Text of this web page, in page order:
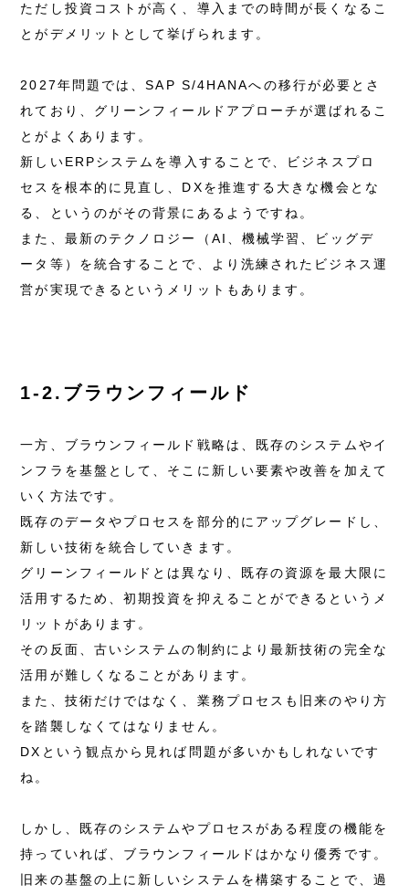
ただし投資コストが高く、導入までの時間が長くなるこ
とがデメリットとして挙げられます。
2027年問題では、SAP S/4HANAへの移行が必要とさ
れており、グリーンフィールドアプローチが選ばれるこ
とがよくあります。
新しいERPシステムを導入することで、ビジネスプロ
セスを根本的に見直し、DXを推進する大きな機会とな
る、というのがその背景にあるようですね。
また、最新のテクノロジー（AI、機械学習、ビッグデ
ータ等）を統合することで、より洗練されたビジネス運
営が実現できるというメリットもあります。
1-2.ブラウンフィールド
一方、ブラウンフィールド戦略は、既存のシステムやイ
ンフラを基盤として、そこに新しい要素や改善を加えて
いく方法です。
既存のデータやプロセスを部分的にアップグレードし、
新しい技術を統合していきます。
グリーンフィールドとは異なり、既存の資源を最大限に
活用するため、初期投資を抑えることができるというメ
リットがあります。
その反面、古いシステムの制約により最新技術の完全な
活用が難しくなることがあります。
また、技術だけではなく、業務プロセスも旧来のやり方
を踏襲しなくてはなりません。
DXという観点から見れば問題が多いかもしれないです
ね。
しかし、既存のシステムやプロセスがある程度の機能を
持っていれば、ブラウンフィールドはかなり優秀です。
旧来の基盤の上に新しいシステムを構築することで、過